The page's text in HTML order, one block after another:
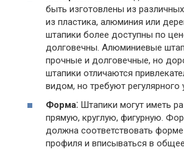
быть изготовлены из
из пластика, алюминия или
штапики более доступны по
долговечны. Алюминиевые
прочные и долговечные, но
штапики отличаются
видом, но требуют регулярного
Форма⁚ Штапики могут иметь
прямую, круглую, фигурную.
должна соответствовать
профиля и вписываться в